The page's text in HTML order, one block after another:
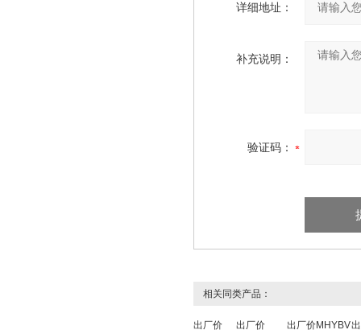
详细地址：
补充说明：
验证码：
相关同类产品：
出厂价
出厂价
出厂价MHYBV